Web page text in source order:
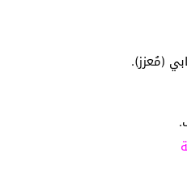
(مُعزز).